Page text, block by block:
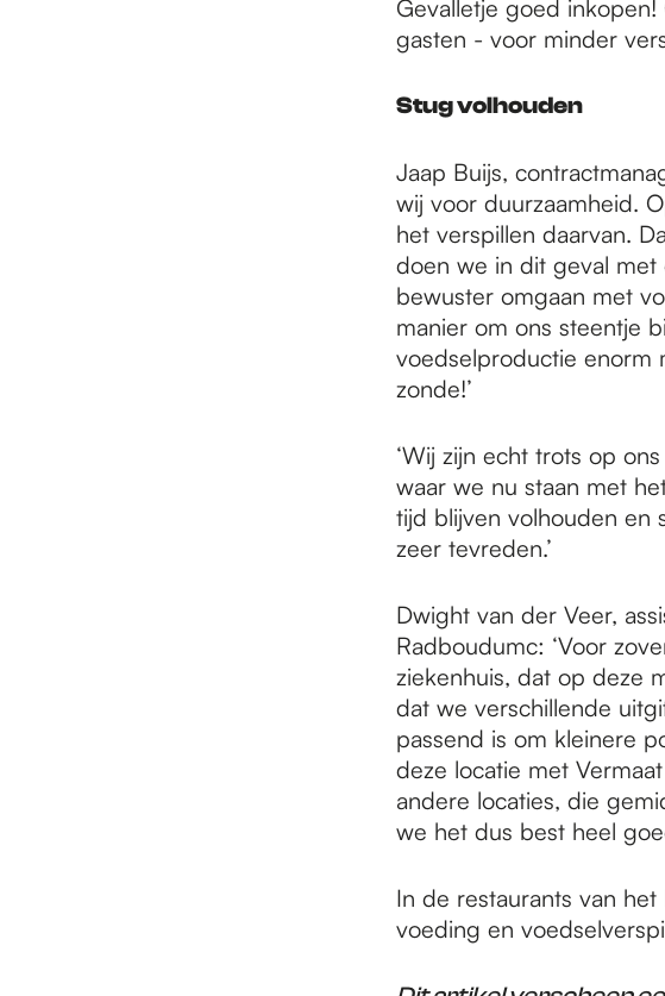
Gevalletje goed
gasten - voor minder
Stug volhouden
Jaap Buijs,
wij voor duurzaamheid.
het verspillen daarvan.
doen we in dit geval met
bewuster omgaan met
manier om ons steentje
voedselproductie enorm
zonde!’
‘Wij zijn echt trots op
waar we nu staan met
tijd blijven volhouden en
zeer tevreden.’
Dwight van der Veer,
Radboudumc: ‘Voor
ziekenhuis, dat op deze
dat we verschillende
passend is om kleinere
deze locatie met
andere locaties, die
we het dus best heel
In de restaurants van
voeding en